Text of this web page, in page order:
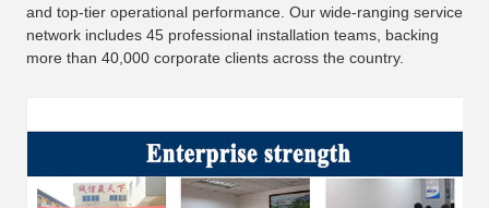
and top-tier operational performance. Our wide-ranging service
network includes 45 professional installation teams, backing
more than 40,000 corporate clients across the country.